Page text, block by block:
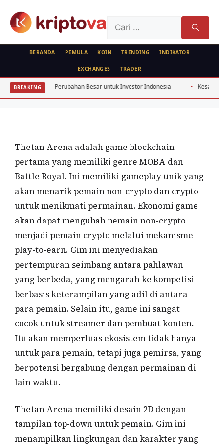
untuk:
BERANDA PEMULA KOIN TRENDING INDIKATOR
EXCHANGES TRADER
BREAKING
Perubahan Besar untuk Investor Indonesia Kesalahan Pemula
Thetan Arena,Game Nft Bergenre Moba
& Battle Royal
Thetan Arena adalah game blockchain
pertama yang memiliki genre MOBA dan
Battle Royal. Ini memiliki gameplay unik yang
akan menarik pemain non-crypto dan crypto
untuk menikmati permainan. Ekonomi game
akan dapat mengubah pemain non-crypto
menjadi pemain crypto melalui mekanisme
play-to-earn. Gim ini menyediakan
pertempuran seimbang antara pahlawan
yang berbeda, yang mengarah ke kompetisi
berbasis keterampilan yang adil di antara
para pemain. Selain itu, game ini sangat
cocok untuk streamer dan pembuat konten.
Itu akan memperluas ekosistem tidak hanya
untuk para pemain, tetapi juga pemirsa, yang
berpotensi bergabung dengan permainan di
lain waktu.
Thetan Arena memiliki desain 2D dengan
tampilan top-down untuk pemain. Gim ini
menampilkan lingkungan dan karakter yang